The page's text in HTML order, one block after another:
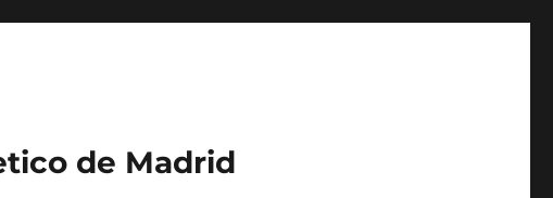
de Madrid